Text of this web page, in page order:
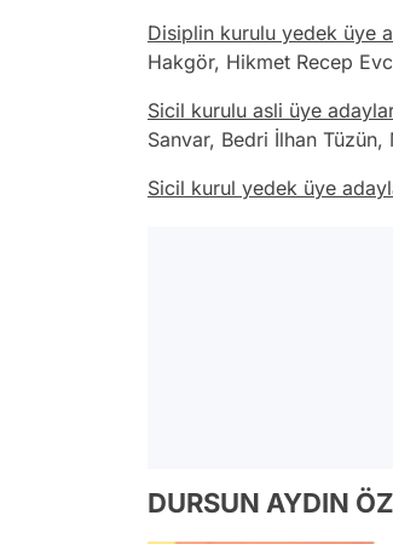
Disiplin kurulu yedek üye
Hakgör, Hikmet Recep
Sicil kurulu asli üye
Sanvar, Bedri İlhan
Sicil kurul yedek üye
DURSUN AYDIN